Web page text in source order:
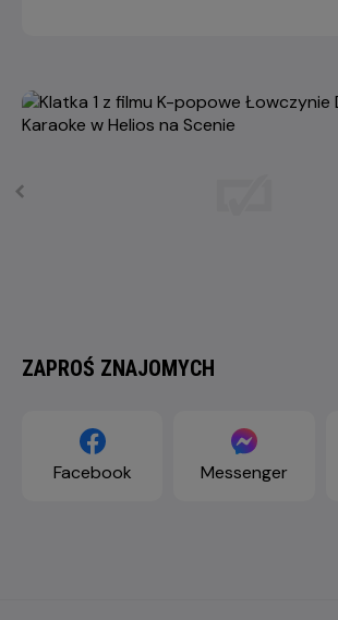
ZAPROŚ ZNAJOMYCH
Facebook Messenger